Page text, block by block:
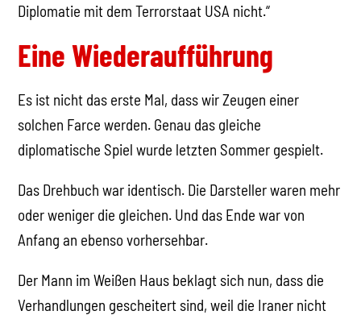
Diplomatie mit dem Terrorstaat USA nicht.“
Eine Wiederaufführung
Es ist nicht das erste Mal, dass wir Zeugen einer
solchen Farce werden. Genau das gleiche
diplomatische Spiel wurde letzten Sommer gespielt.
Das Drehbuch war identisch. Die Darsteller waren mehr
oder weniger die gleichen. Und das Ende war von
Anfang an ebenso vorhersehbar.
Der Mann im Weißen Haus beklagt sich nun, dass die
Verhandlungen gescheitert sind, weil die Iraner nicht